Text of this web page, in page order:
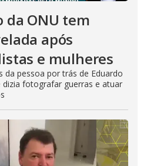
da ONU tem
após
e mulheres
da pessoa por trás de Eduardo
fotografar guerras e atuar